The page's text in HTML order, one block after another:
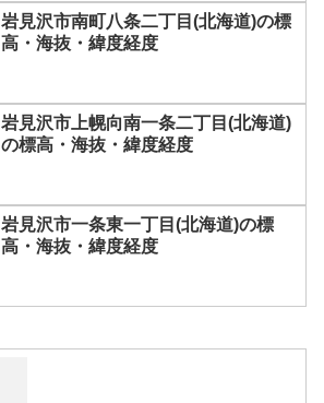
岩見沢市南町八条二丁目(北海道)の標
高・海抜・緯度経度
岩見沢市上幌向南一条二丁目(北海道)
の標高・海抜・緯度経度
岩見沢市一条東一丁目(北海道)の標
高・海抜・緯度経度